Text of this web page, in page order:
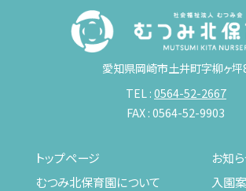
愛知県岡崎市土井町字柳ヶ坪
TEL :0564-52-2667
FAX : 0564-52-9903
トップページ
むつみ北保育園について
お知
入園